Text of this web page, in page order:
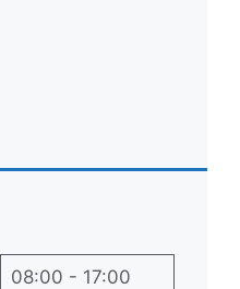
08:00 - 17:00